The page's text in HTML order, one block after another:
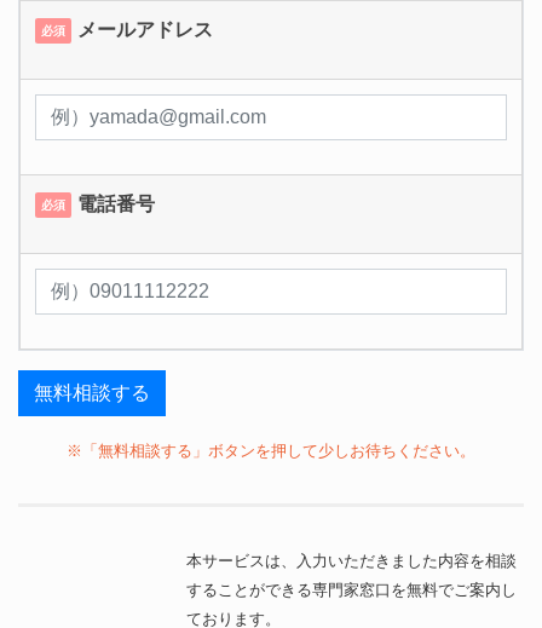
必須 メールアドレス
必須 電話番号
※「無料相談する」ボタンを押して少しお待ちください。
本サービスは、入力いただきました内容を相談
することができる専門家窓口を無料でご案内し
ております。